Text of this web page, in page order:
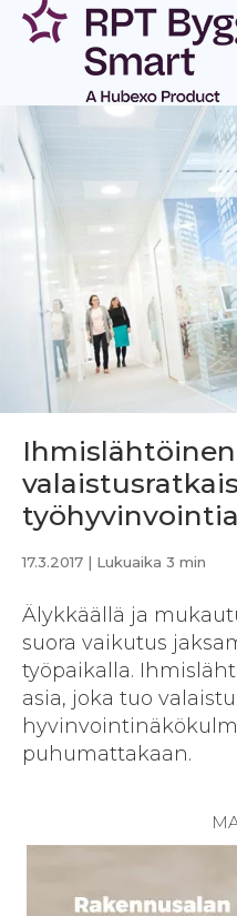
Siirry
sisältöön
Ihmislähtöinen
työhyvinvointia
17.3.2017 | Lukuaika 3 min
Älykkäällä ja
suora vaikutus
työpaikalla.
asia, joka tuo
puhumattakaan.